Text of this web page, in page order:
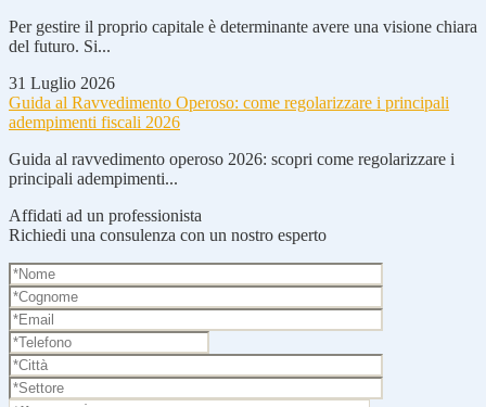
Per gestire il proprio capitale è determinante avere una visione chiara
del futuro. Si...
31 Luglio 2026
Guida al Ravvedimento Operoso: come regolarizzare i principali
adempimenti fiscali 2026
Guida al ravvedimento operoso 2026: scopri come regolarizzare i
principali adempimenti...
Affidati ad un professionista
Richiedi una consulenza con un nostro esperto